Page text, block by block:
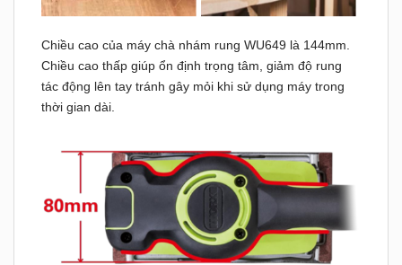
Chiều cao của máy chà nhám rung WU649 là 144mm.
Chiều cao thấp giúp ổn định trọng tâm, giảm độ rung
tác động lên tay tránh gây mỏi khi sử dụng máy trong
thời gian dài.